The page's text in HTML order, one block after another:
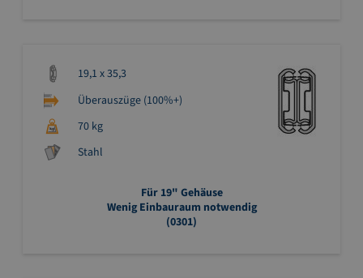
19,1 x 35,3
Überauszüge (100%+)
70 kg
Stahl
Für 19" Gehäuse
Wenig Einbauraum notwendig
(0301)